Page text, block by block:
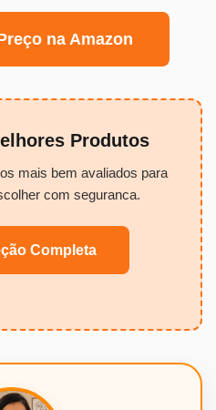
na Amazon
Produtos
mais bem avaliados para
com seguranca.
Completa